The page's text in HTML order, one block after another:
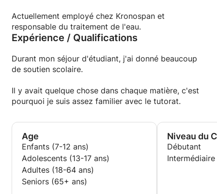
Actuellement employé chez Kronospan et
responsable du traitement de l'eau.
Expérience / Qualifications
Durant mon séjour d'étudiant, j'ai donné beaucoup
de soutien scolaire.
Il y avait quelque chose dans chaque matière, c'est
pourquoi je suis assez familier avec le tutorat.
Age
Enfants (7-12 ans)
Adolescents (13-17 ans)
Adultes (18-64 ans)
Seniors (65+ ans)
Niveau du
Débutant
Intermédiaire